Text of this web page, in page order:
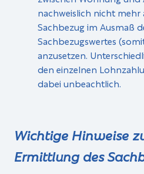
nachweislich nicht mehr
Sachbezug im Ausmaß
Sachbezugswertes
anzusetzen.
den einzelnen
dabei unbeachtlich.
Wichtige Hinweise
Ermittlung des